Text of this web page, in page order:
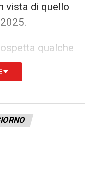
vista di quello
qualche
League, ma c’è
vuole 80
per giugno.